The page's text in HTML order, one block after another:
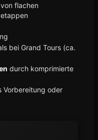
von flachen
bei Grand Tours (ca.
durch komprimierte
Vorbereitung oder